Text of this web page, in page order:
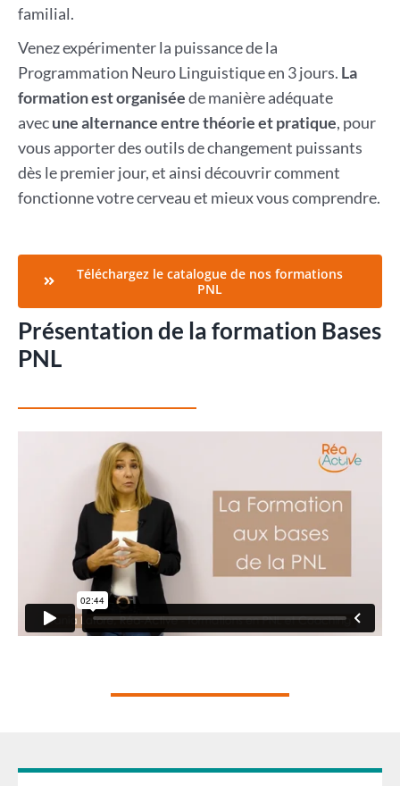
familial.
Venez expérimenter la puissance de la
Programmation Neuro Linguistique en 3 jours. La
formationestorganiséede manière adéquate
avecune alternance entre théorie et pratique, pour
vous apporter des outils de changement puissants
dès le premier jour, et ainsi découvrir comment
fonctionne votre cerveau et mieux vous comprendre.
Téléchargez le catalogue de nos formations
PNL
Présentation de la formation Bases
PNL